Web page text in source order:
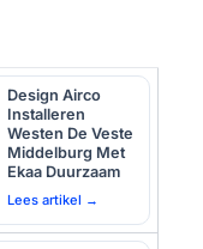
Design Airco
Installeren
Westen De Veste
Middelburg Met
Ekaa Duurzaam
Lees artikel →